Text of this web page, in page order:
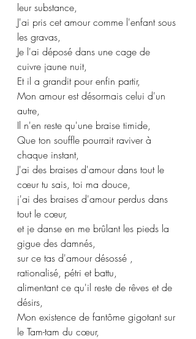
leur substance,
J'ai pris cet amour comme l'enfant sous
les gravas,
Je l'ai déposé dans une cage de
cuivre jaune nuit,
Et il a grandit pour enfin partir,
Mon amour est désormais celui d'un
autre,
Il n'en reste qu'une braise timide,
Que ton souffle pourrait raviver à
chaque instant,
J'ai des braises d'amour dans tout le
cœur tu sais, toi ma douce,
j'ai des braises d'amour perdus dans
tout le cœur,
et je danse en me brûlant les pieds la
gigue des damnés,
sur ce tas d'amour désossé ,
rationalisé, pétri et battu,
alimentant ce qu'il reste de rêves et de
désirs,
Mon existence de fantôme gigotant sur
le Tam-tam du cœur,